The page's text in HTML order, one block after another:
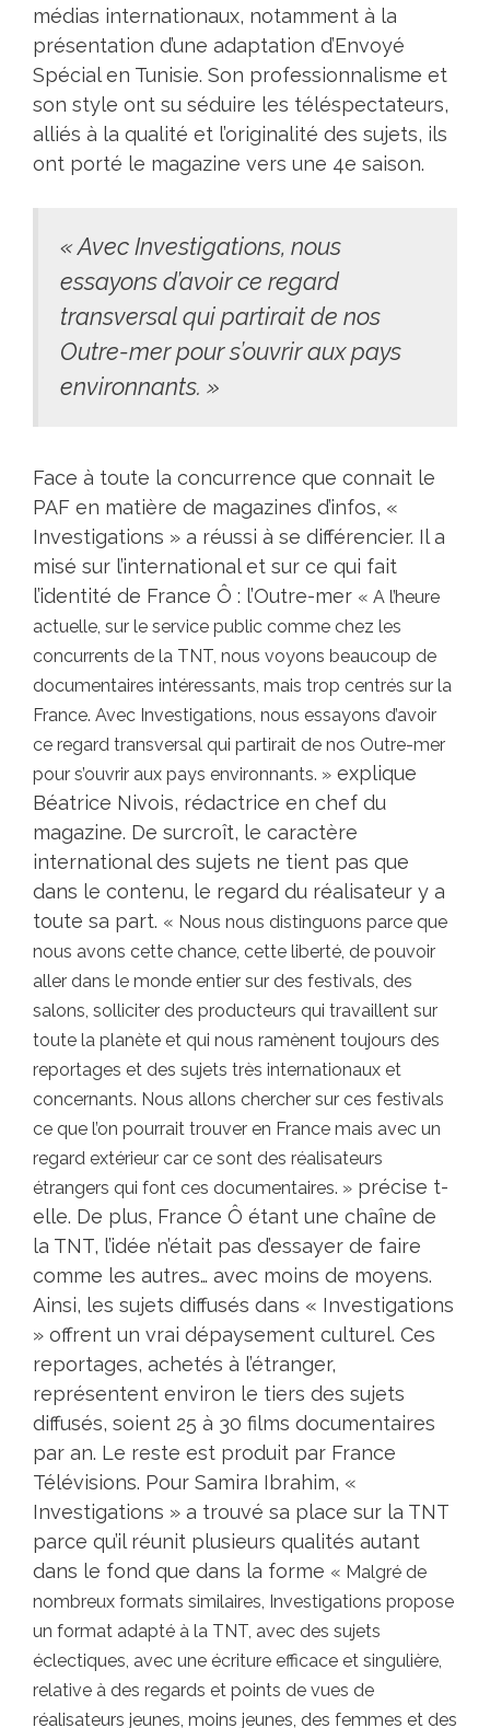
médias internationaux, notamment à la
présentation d’une adaptation d’Envoyé
Spécial en Tunisie. Son professionnalisme et
son style ont su séduire les téléspectateurs,
alliés à la qualité et l’originalité des sujets, ils
ont porté le magazine vers une 4e saison.
« Avec Investigations, nous
essayons d’avoir ce regard
transversal qui partirait de nos
Outre-mer pour s’ouvrir aux pays
environnants. »
Face à toute la concurrence que connait le
PAF en matière de magazines d’infos, «
Investigations » a réussi à se différencier. Il a
misé sur l’international et sur ce qui fait
l’identité de France Ô : l’Outre-mer « A l’heure
actuelle, sur le service public comme chez les
concurrents de la TNT, nous voyons beaucoup de
documentaires intéressants, mais trop centrés sur la
France. Avec Investigations, nous essayons d’avoir
ce regard transversal qui partirait de nos Outre-mer
pour s’ouvrir aux pays environnants. » explique
Béatrice Nivois, rédactrice en chef du
magazine. De surcroît, le caractère
international des sujets ne tient pas que
dans le contenu, le regard du réalisateur y a
toute sa part. « Nous nous distinguons parce que
nous avons cette chance, cette liberté, de pouvoir
aller dans le monde entier sur des festivals, des
salons, solliciter des producteurs qui travaillent sur
toute la planète et qui nous ramènent toujours des
reportages et des sujets très internationaux et
concernants. Nous allons chercher sur ces festivals
ce que l’on pourrait trouver en France mais avec un
regard extérieur car ce sont des réalisateurs
étrangers qui font ces documentaires. » précise t-
elle. De plus, France Ô étant une chaîne de
la TNT, l’idée n’était pas d’essayer de faire
comme les autres… avec moins de moyens.
Ainsi, les sujets diffusés dans « Investigations
» offrent un vrai dépaysement culturel. Ces
reportages, achetés à l’étranger,
représentent environ le tiers des sujets
diffusés, soient 25 à 30 films documentaires
par an. Le reste est produit par France
Télévisions. Pour Samira Ibrahim, «
Investigations » a trouvé sa place sur la TNT
parce qu’il réunit plusieurs qualités autant
dans le fond que dans la forme « Malgré de
nombreux formats similaires, Investigations propose
un format adapté à la TNT, avec des sujets
éclectiques, avec une écriture efficace et singulière,
relative à des regards et points de vues de
réalisateurs jeunes, moins jeunes, des femmes et des